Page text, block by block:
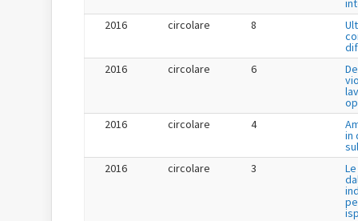
2016
circolare 8
2016
circolare 6
2016
circolare 4
in
2016
circolare 3